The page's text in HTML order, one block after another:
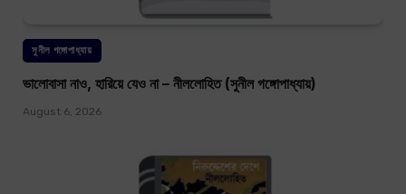
সুনীল গঙ্গোপাধ্যায়
ভালোবাসা নাও, হারিয়ে যেও না – নীললোহিত (সুনীল গঙ্গোপাধ্যায়)
August 6, 2026